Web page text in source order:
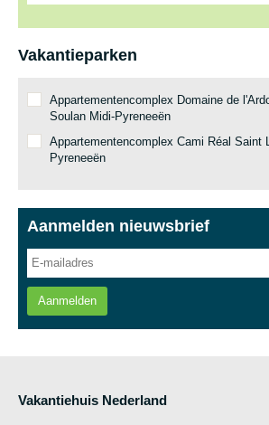
Vakantieparken
Appartementencomplex Domaine de
Soulan Midi-Pyreneeën
Appartementencomplex Cami Réal Saint
Pyreneeën
Aanmelden nieuwsbrief
Aanmelden
Vakantiehuis Nederland